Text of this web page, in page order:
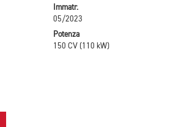
Immatr.
05/2023
Potenza
150 CV (110 kW)